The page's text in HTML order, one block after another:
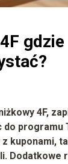
4F,
do programu
kuponami,
Dodatkowe